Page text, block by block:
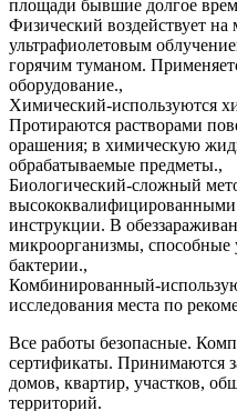
площади бывшие долгое
Физический воздействует
ультрафиолетовым
горячим туманом.
оборудование.,
Химический-используются
Протираются растворами
орашения; в химическую
обрабатываемые предметы.,
Биологический-сложный
высококвалифицированными
инструкции. В
микроорганизмы, способные
бактерии.,
Комбинированный-
исследования места по
Все работы безопасные.
сертификаты. Принимаются
домов, квартир, участков,
территорий.